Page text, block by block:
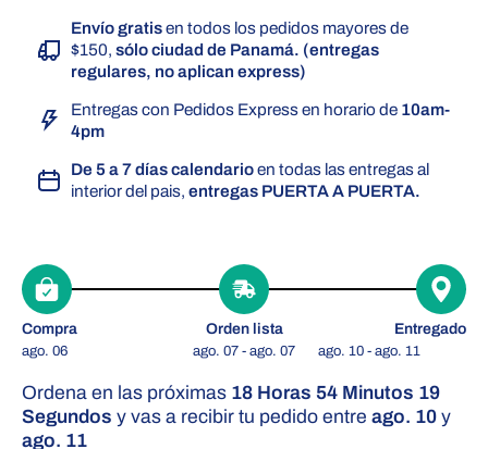
Envío gratisen todos los pedidos mayores de
$150, sólo ciudad de Panamá. (entregas
regulares, no aplican express)
Entregas con Pedidos Express en horario de 10am-
4pm
De 5 a 7 días calendarioen todas las entregas al
interior del pais, entregas PUERTA A PUERTA.
Compra
ago. 06
Orden lista
ago. 07 - ago. 07
Entregado
ago. 10 - ago. 11
Ordena en las próximas 18 Horas 54 Minutos 19
Segundos y vas a recibir tu pedido entre ago. 10 y
ago. 11